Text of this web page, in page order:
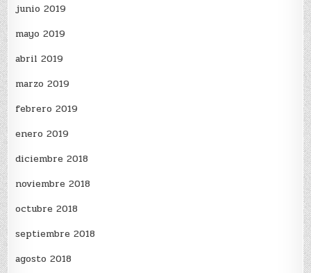
junio 2019
mayo 2019
abril 2019
marzo 2019
febrero 2019
enero 2019
diciembre 2018
noviembre 2018
octubre 2018
septiembre 2018
agosto 2018